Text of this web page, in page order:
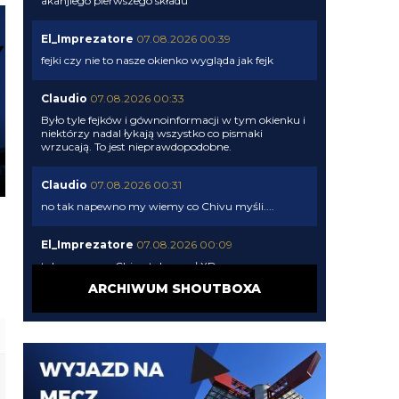
El_Imprezatore 07.08.2026 00:39
fejki czy nie to nasze okienko wygląda jak fejk
Claudio 07.08.2026 00:33
Było tyle fejków i gównoinformacji w tym okienku i
niektórzy nadal łykają wszystko co pismaki
wrzucają. To jest nieprawdopodobne.
Claudio 07.08.2026 00:31
no tak napewno my wiemy co Chivu myśli....
El_Imprezatore 07.08.2026 00:09
tak na pewno Chivu tak uznał XD
pismaki zawsze maja info z opoznieniem. Moze juz
Claudio 06.08.2026 23:57
ARCHIWUM SHOUTBOXA